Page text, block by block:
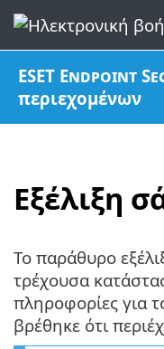
ESET Endpoint
περιεχομένων
Εξέλιξη
Το παράθυρο
τρέχουσα
πληροφορίες για
βρέθηκε ότι